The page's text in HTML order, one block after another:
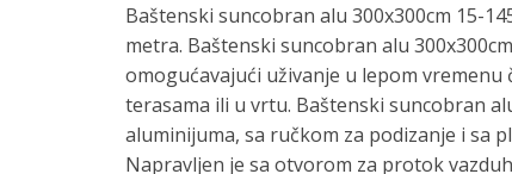
Baštenski suncobran alu 300x300cm 15-
metra. Baštenski suncobran alu
omogućavajući uživanje u lepom
terasama ili u vrtu. Baštenski suncobran
aluminijuma, sa ručkom za podizanje i sa
Napravljen je sa otvorom za protok